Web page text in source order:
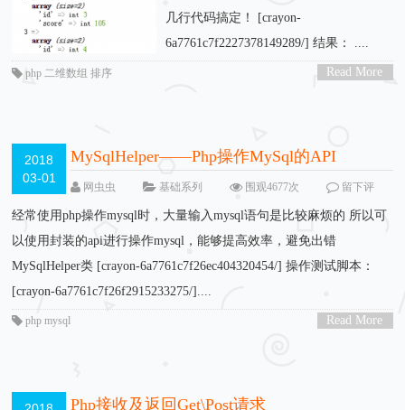
几行代码搞定！ [crayon-
6a7761c7f2227378149289/] 结果： ....
Read More
php 二维数组 排序
2018
03-01
MySqlHelper——Php操作MySql的API
网虫虫 基础系列 围观4677次
留下评
经常使用php操作mysql时，大量输入mysql语句是比较麻烦的 所以可
以使用封装的api进行操作mysql，能够提高效率，避免出错
MySqlHelper类 [crayon-6a7761c7f26ec404320454/] 操作测试脚本：
[crayon-6a7761c7f26f2915233275/]....
Read More
php mysql
Php接收及返回Get\Post请求